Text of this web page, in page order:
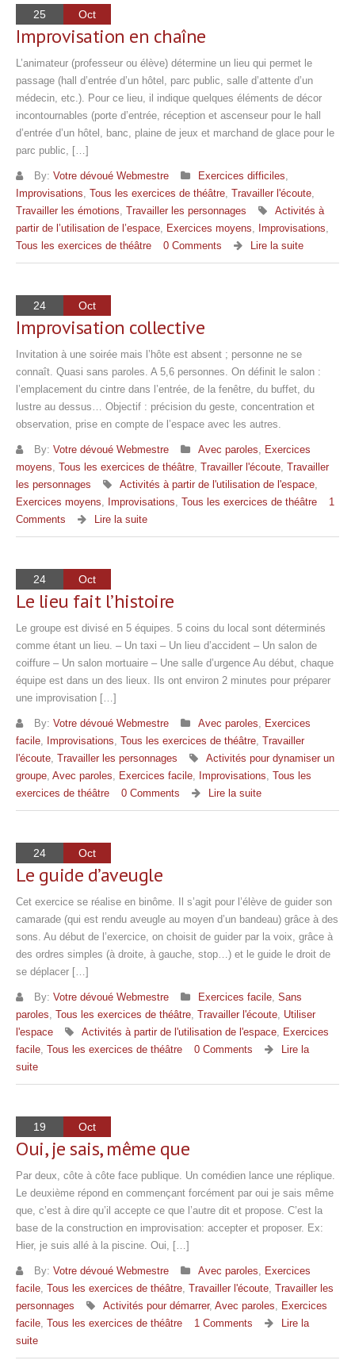
25 Oct
Improvisation en chaîne
L’animateur (professeur ou élève) détermine un lieu qui permet le
passage (hall d’entrée d’un hôtel, parc public, salle d’attente d’un
médecin, etc.). Pour ce lieu, il indique quelques éléments de décor
incontournables (porte d’entrée, réception et ascenseur pour le hall
d’entrée d’un hôtel, banc, plaine de jeux et marchand de glace pour le
parc public, […]
By: Votre dévoué Webmestre Exercices difficiles,
Improvisations, Tous les exercices de théâtre, Travailler l'écoute,
Travailler les émotions, Travailler les personnages
Activités à
partir de l’utilisation de l’espace, Exercices moyens, Improvisations,
Tous les exercices de théâtre
0 Comments Lire la suite
24 Oct
Improvisation collective
Invitation à une soirée mais l’hôte est absent ; personne ne se
connaît. Quasi sans paroles. A 5,6 personnes. On définit le salon :
l’emplacement du cintre dans l’entrée, de la fenêtre, du buffet, du
lustre au dessus… Objectif : précision du geste, concentration et
observation, prise en compte de l’espace avec les autres.
By: Votre dévoué Webmestre Avec paroles, Exercices
moyens, Tous les exercices de théâtre, Travailler l'écoute, Travailler
les personnages
Activités à partir de l'utilisation de l'espace,
Exercices moyens, Improvisations, Tous les exercices de théâtre
1
Comments
Lire la suite
24 Oct
Le lieu fait l’histoire
Le groupe est divisé en 5 équipes. 5 coins du local sont déterminés
comme étant un lieu. – Un taxi – Un lieu d’accident – Un salon de
coiffure – Un salon mortuaire – Une salle d’urgence Au début, chaque
équipe est dans un des lieux. Ils ont environ 2 minutes pour préparer
une improvisation […]
By: Votre dévoué Webmestre Avec paroles, Exercices
facile, Improvisations, Tous les exercices de théâtre, Travailler
l'écoute, Travailler les personnages
Activités pour dynamiser un
groupe, Avec paroles, Exercices facile, Improvisations, Tous les
exercices de théâtre
0 Comments Lire la suite
24 Oct
Le guide d’aveugle
Cet exercice se réalise en binôme. Il s’agit pour l’élève de guider son
camarade (qui est rendu aveugle au moyen d’un bandeau) grâce à des
sons. Au début de l’exercice, on choisit de guider par la voix, grâce à
des ordres simples (à droite, à gauche, stop…) et le guide le droit de
se déplacer […]
By: Votre dévoué Webmestre Exercices facile, Sans
paroles, Tous les exercices de théâtre, Travailler l'écoute, Utiliser
l'espace
Activités à partir de l'utilisation de l'espace, Exercices
facile, Tous les exercices de théâtre 0 Comments
Lire la
suite
19 Oct
Oui, je sais, même que
Par deux, côte à côte face publique. Un comédien lance une réplique.
Le deuxième répond en commençant forcément par oui je sais même
que, c’est à dire qu’il accepte ce que l’autre dit et propose. C’est la
base de la construction en improvisation: accepter et proposer. Ex:
Hier, je suis allé à la piscine. Oui, […]
By: Votre dévoué Webmestre Avec paroles, Exercices
facile, Tous les exercices de théâtre, Travailler l'écoute, Travailler les
personnages
Activités pour démarrer, Avec paroles, Exercices
facile, Tous les exercices de théâtre 1 Comments
Lire la
suite